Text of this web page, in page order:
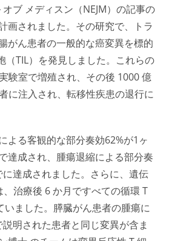
ブ メディスン（NEJM）の記事の
画されました。その研究で、トラ
がん患者の一般的な癌変異を標的
（TIL）を発見しました。これらの
験室で増殖され、その後 1000 億
に注入され、転移性疾患の退行に
よる客観的な部分奏効62%が1ヶ
達成され、腫瘍退縮による部分奏
達成されました。さらに、遺伝
治療後 6 か月ですべての循環 T
いました。膵臓がん患者の腫瘍に
明された患者と同じ変異が含ま